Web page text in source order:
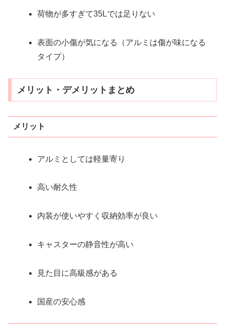
荷物が多すぎて35Lでは足りない
表面の小傷が気になる（アルミは傷が味になる
タイプ）
メリット・デメリットまとめ
メリット
アルミとしては軽量寄り
高い耐久性
内装が使いやすく収納効率が良い
キャスターの静音性が高い
見た目に高級感がある
国産の安心感